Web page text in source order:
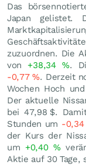
Das
Japan gelistet.
zuzuordnen. Die
von +38,34 %.
-0,77%. Derzeit
Wochen Hoch und
Der aktuelle
bei 47,98 $.
Stunden um -
der Kurs der
um +0,40%
Aktie auf 30 Tage,